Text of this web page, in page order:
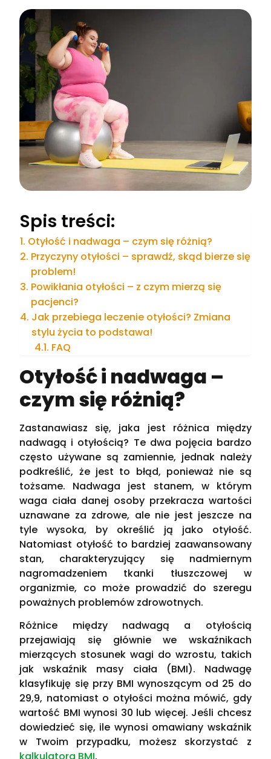
Spis treści:
Otyłość i nadwaga – czym się różnią?
Przyczyny otyłości – sprawdź, skąd bierze się
problem!
Powikłania otyłości – z czym mierzą się
pacjenci?
Jak przebiega leczenie otyłości? Zmiana
stylu życia to podstawa!
FAQ
Otyłość i nadwaga –
czym się różnią?
Zastanawiasz się, jaka jest różnica między
nadwagą i otyłością? Te dwa pojęcia bardzo
często używane są zamiennie, jednak należy
podkreślić, że jest to błąd, ponieważ nie są
tożsame. Nadwaga jest stanem, w którym
waga ciała danej osoby przekracza wartości
uznawane za zdrowe, ale nie jest jeszcze na
tyle wysoka, by określić ją jako otyłość.
Natomiast otyłość to bardziej zaawansowany
stan, charakteryzujący się nadmiernym
nagromadzeniem tkanki tłuszczowej w
organizmie, co może prowadzić do szeregu
poważnych problemów zdrowotnych.
Różnice między nadwagą a otyłością
przejawiają się głównie we wskaźnikach
mierzących stosunek wagi do wzrostu, takich
jak wskaźnik masy ciała (BMI). Nadwagę
klasyfikuję się przy BMI wynoszącym od 25 do
29,9, natomiast o otyłości można mówić, gdy
wartość BMI wynosi 30 lub więcej. Jeśli chcesz
dowiedzieć się, ile wynosi omawiany wskaźnik
w Twoim przypadku, możesz skorzystać z